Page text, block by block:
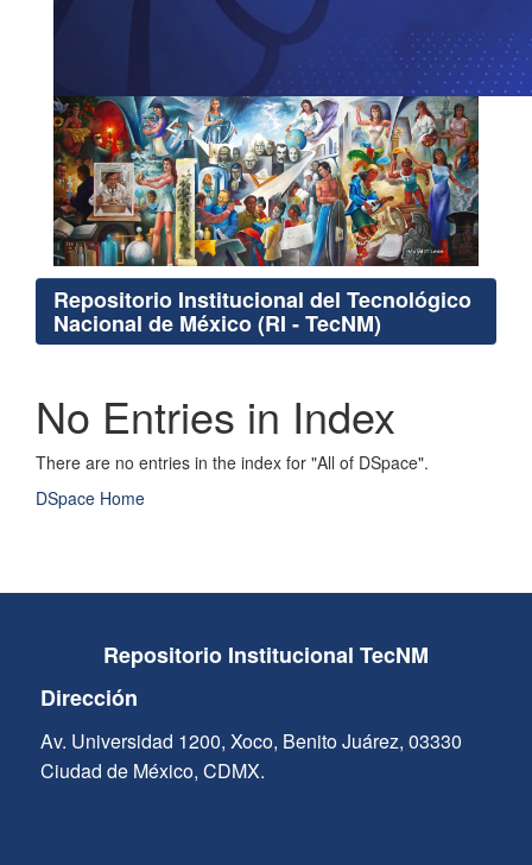
Repositorio Institucional del Tecnológico
Nacional de México (RI - TecNM)
No Entries in Index
There are no entries in the index for "All of DSpace".
DSpace Home
Repositorio Institucional TecNM
Dirección
Av. Universidad 1200, Xoco, Benito Juárez, 03330
Ciudad de México, CDMX.